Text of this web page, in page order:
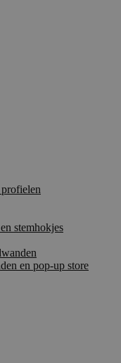
stemhokjes
en pop-up store